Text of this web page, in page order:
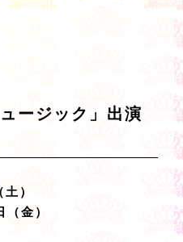
ージック」出演
）
金）